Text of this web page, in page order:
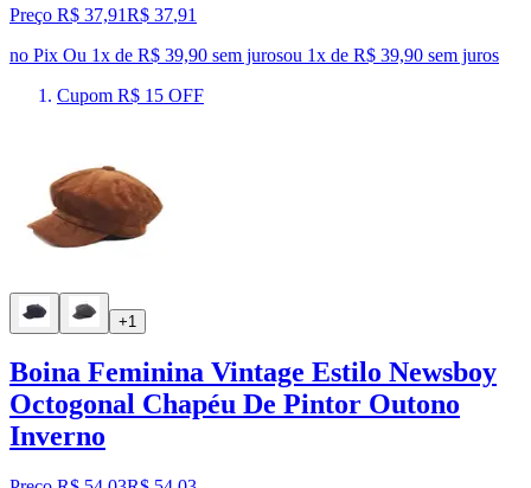
Preço R$ 37,91R$ 37,91
no Pix Ou 1x de R$ 39,90 sem jurosou 1x de R$ 39,90 sem juros
Cupom R$ 15 OFF
+1
Boina Feminina Vintage Estilo Newsboy
Octogonal Chapéu De Pintor Outono
Inverno